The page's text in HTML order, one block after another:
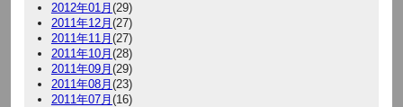
2012年01月 (29)
2011年12月 (27)
2011年11月 (27)
2011年10月 (28)
2011年09月 (29)
2011年08月 (23)
2011年07月 (16)